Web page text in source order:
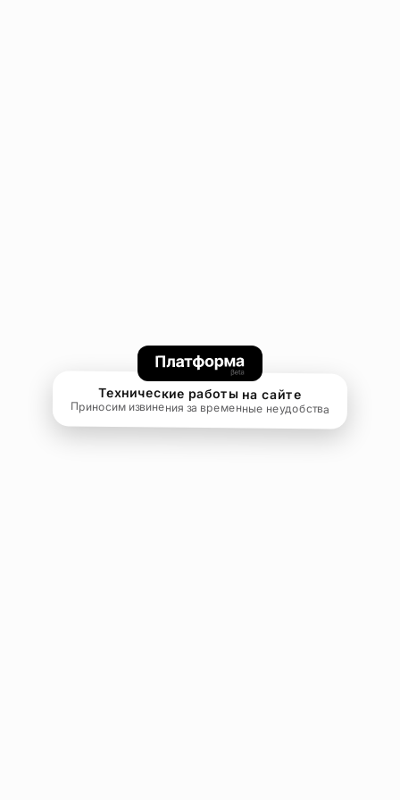
Технические работы на сайте
Приносим извинения за временные неудобства